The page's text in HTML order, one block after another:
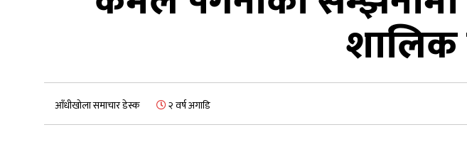
शालिक
आँधीखोला समाचार डेस्क २ वर्ष अगाडि